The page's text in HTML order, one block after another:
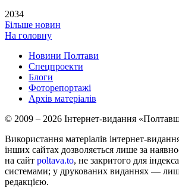
2034
Більше новин
На головну
Новини Полтави
Спецпроекти
Блоги
Фоторепортажі
Архів матеріалів
© 2009 – 2026 Інтернет-видання
Використання матеріалів інтернет-
інших сайтах дозволяється лише за
на сайт poltava.to, не закритого для
системами; у друкованих виданнях —
редакцією.